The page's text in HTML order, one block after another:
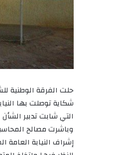
حلت الفرقة الوطنية
شكاية توصلت بها
التي شابت تدبير
وباشرت مصالح
إشراف النيابة العامة